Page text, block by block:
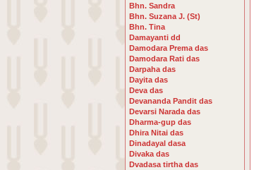
Bhn. Sandra
Bhn. Suzana J. (St)
Bhn. Tina
Damayanti dd
Damodara Prema das
Damodara Rati das
Darpaha das
Dayita das
Deva das
Devananda Pandit das
Devarsi Narada das
Dharma-gup das
Dhira Nitai das
Dinadayal dasa
Divaka das
Dvadasa tirtha das